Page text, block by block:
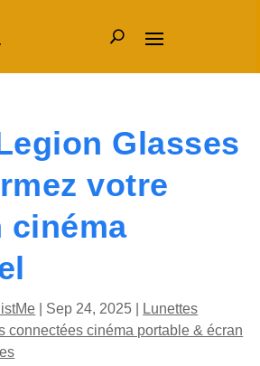
Glasses
votre
cinéma
Sep 24, 2025
Lunettes
connectées cinéma portable & écran